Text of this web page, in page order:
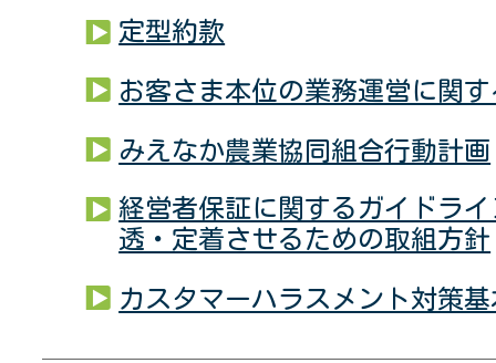
定型約款
お客さま本位の業務運営に関
みえなか農業協同組合行動計画
経営者保証に関するガイドラ
透・定着させるための取組方針
カスタマーハラスメント対策